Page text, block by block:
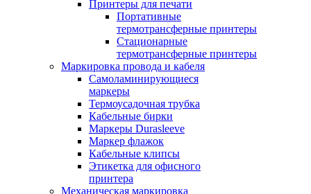
Принтеры для печати
Портативные
термотрансферные принтеры
Стационарные
термотрансферные принтеры
Маркировка провода и кабеля
Самоламинирующиеся
маркеры
Термоусадочная трубка
Кабельные бирки
Маркеры Durasleeve
Маркер флажок
Кабельные клипсы
Этикетка для офисного
принтера
Механическая маркировка